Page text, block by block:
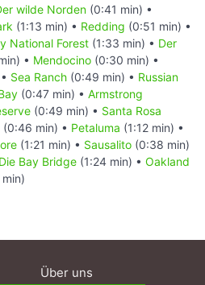
wilde Norden (0:41 min) •
(1:13 min) • Redding (0:51 min) •
National Forest (1:33 min) • Der
• Mendocino (0:30 min) •
Sea Ranch (0:49 min) • Russian
(0:47 min) • Armstrong
(0:49 min) • Santa Rosa
(0:46 min) • Petaluma (1:12 min) •
(1:21 min) • Sausalito (0:38 min)
Die Bay Bridge (1:24 min) • Oakland
Über uns